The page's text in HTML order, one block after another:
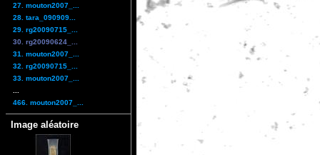
27. mouton2007_...
28. tara_090909...
29. rg20090715_...
30. rg20090624_...
31. mouton2007_...
32. rg20090715_...
33. mouton2007_...
466. mouton2007_...
Image aléatoire